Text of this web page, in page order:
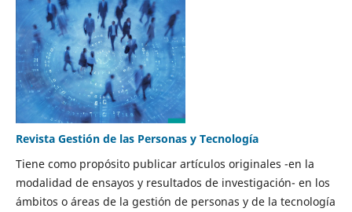
Revista Gestión de las Personas y Tecnología
Tiene como propósito publicar artículos originales -en la
modalidad de ensayos y resultados de investigación- en los
ámbitos o áreas de la gestión de personas y de la tecnología